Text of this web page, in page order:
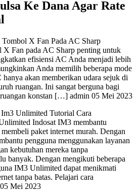
Ke Dana Agar Rate
X Fan Pada AC Sharp
Fan pada AC Sharp penting untuk
efisiensi AC Anda menjadi lebih
Anda memilih beberapa mode
akan memberikan udara sejuk di
ruangan. Ini sangat berguna bagi
konstan […] admin 05 Mei 2023
Unlimited Tutorial Cara
Indosat IM3 membantu
paket internet murah. Dengan
pengguna menggunakan layanan
kebutuhan mereka tanpa
banyak. Dengan mengikuti beberapa
IM3 Unlimited dapat menikmati
tanpa batas. Pelajari cara
Mei 2023